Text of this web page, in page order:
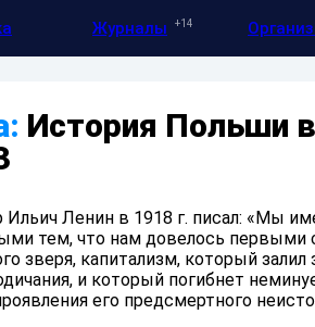
Журналы 14
История Польши
Ильич Ленин в 1918 г. писал: «Мы
тем, что нам довелось первыми
зверя, капитализм, который
и который погибнет
его предсмертного